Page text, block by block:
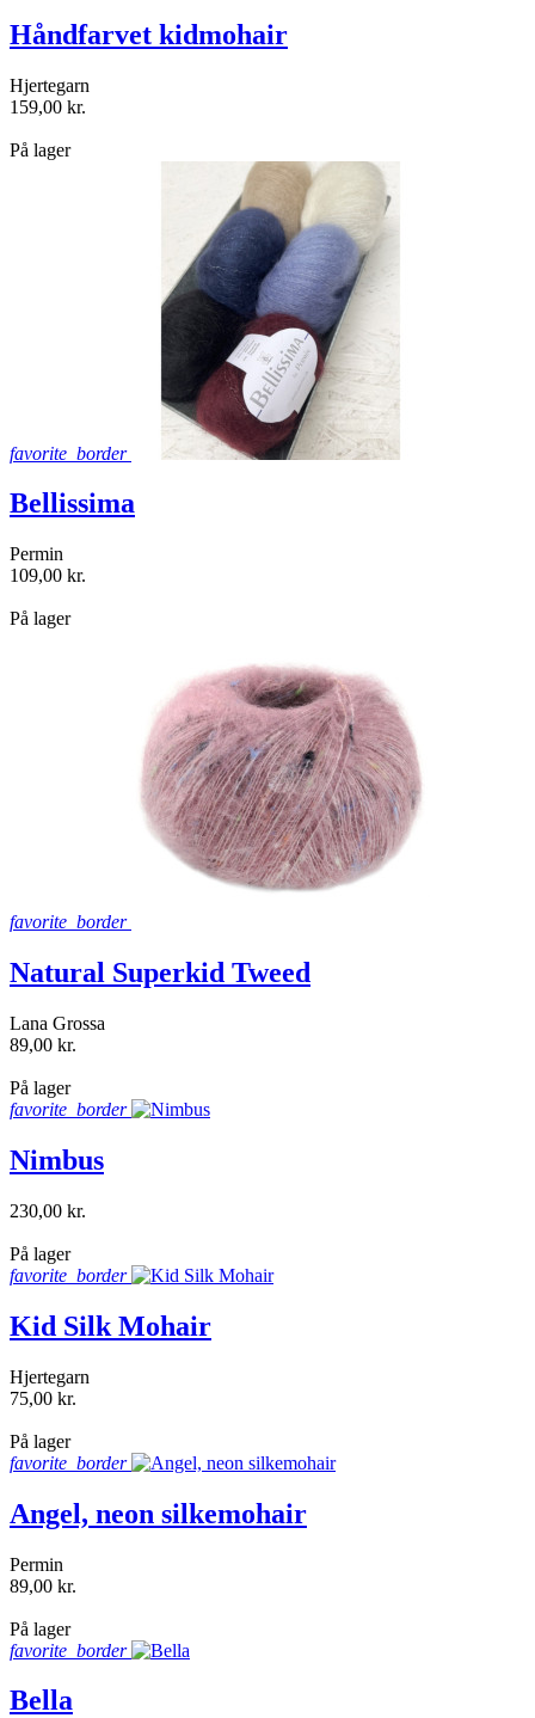
Håndfarvet kidmohair
Hjertegarn
159,00 kr.
På lager
favorite_border
Bellissima
Permin
109,00 kr.
På lager
favorite_border
Natural Superkid Tweed
Lana Grossa
89,00 kr.
På lager
favorite_border
Nimbus
230,00 kr.
På lager
favorite_border
Kid Silk Mohair
Hjertegarn
75,00 kr.
På lager
favorite_border
Angel, neon silkemohair
Permin
89,00 kr.
På lager
favorite_border
Bella